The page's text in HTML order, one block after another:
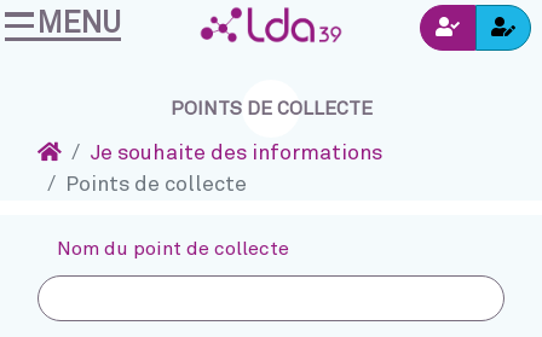
Accéder au contenu
Connexion
MENU
POINTS DE COLLECTE
AccueilJe souhaite des informations
Points de collecte
Nom du point de collecte